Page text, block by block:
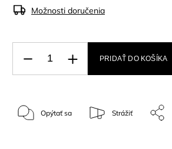
Možnosti doručenia
PRIDAŤ DO KOŠÍKA
Opýtať sa Strážiť